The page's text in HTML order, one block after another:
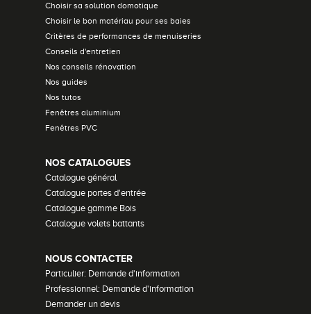
Choisir sa solution domotique
Choisir le bon matériau pour ses baies
Critères de performances de menuiseries
Conseils d'entretien
Nos conseils rénovation
Nos guides
Nos tutos
Fenêtres aluminium
Fenêtres PVC
NOS CATALOGUES
Catalogue général
Catalogue portes d'entrée
Catalogue gamme Bois
Catalogue volets battants
NOUS CONTACTER
Particulier: Demande d'information
Professionnel: Demande d'information
Demander un devis